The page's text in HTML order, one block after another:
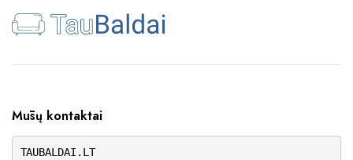
Mūsų kontaktai
TAUBALDAI.LT